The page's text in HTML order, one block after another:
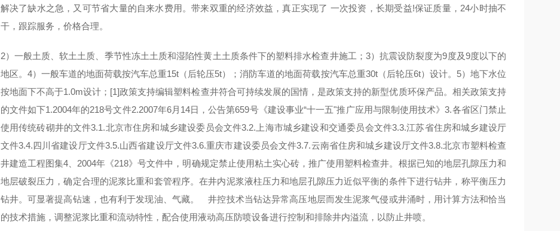
解决了缺水之急，又可节省大量的自来水费用。带来双重的经济效益，真正实现了 一次投资，长期受益!保证质量，24小时抽不
干，跟踪服务，价格合理。
2）一般土质、软土土质、季节性冻土土质和湿陷性黄土土质条件下的塑料排水检查井施工；3）抗震设防裂度为9度及9度以下的
地区。4）一般车道的地面荷载按汽车总重15t（后轮压5t）；消防车道的地面荷载按汽车总重30t（后轮压6t）设计。5）地下水位
按地面下不高于1.0m设计；[1]政策支持编辑塑料检查井符合可持续发展的国情，是政策支持的新型优质环保产品。相关政策支持
的文件如下1.2004年的218号文件2.2007年6月14日，公告第659号《建设事业“十一五"推广应用与限制使用技术》3.各省区门禁止
使用传统砖砌井的文件3.1.北京市住房和城乡建设委员会文件3.2.上海市城乡建设和交通委员会文件3.3.江苏省住房和城乡建设厅
文件3.4.四川省建设厅文件3.5.山西省建设厅文件3.6.重庆市建设委员会文件3.7.云南省住房和城乡建设厅文件3.8.北京市塑料检查
井建造工程图集4、2004年《218》号文件中，明确规定禁止使用粘土实心砖，推广使用塑料检查井。根据已知的地层孔隙压力和
地层破裂压力，确定合理的泥浆比重和套管程序。在井内泥浆液柱压力和地层孔隙压力近似平衡的条件下进行钻井，称平衡压力
钻井。可显著提高钻速，也有利于发现油、气藏。 井控技术当钻达异常高压地层而发生泥浆气侵或井涌时，用计算方法和恰当
的技术措施，调整泥浆比重和流动特性，配合使用液动高压防喷设备进行控制和排除井内溢流，以防止井喷。